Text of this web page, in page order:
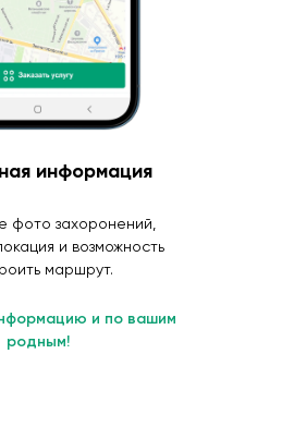
информация
фото захоронений,
и возможность
маршрут.
и по вашим
родным!